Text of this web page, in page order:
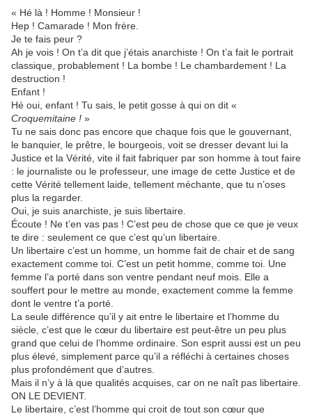
« Hé là ! Homme ! Monsieur !
Hep ! Camarade ! Mon frère.
Je te fais peur ?
Ah je vois ! On t’a dit que j’étais anarchiste ! On t’a fait le portrait
classique, probablement ! La bombe ! Le chambardement ! La
destruction !
Enfant !
Hé oui, enfant ! Tu sais, le petit gosse à qui on dit «
Croquemitaine ! »
Tu ne sais donc pas encore que chaque fois que le gouvernant,
le banquier, le prêtre, le bourgeois, voit se dresser devant lui la
Justice et la Vérité, vite il fait fabriquer par son homme à tout faire
: le journaliste ou le professeur, une image de cette Justice et de
cette Vérité tellement laide, tellement méchante, que tu n’oses
plus la regarder.
Oui, je suis anarchiste, je suis libertaire.
Écoute ! Ne t’en vas pas ! C’est peu de chose que ce que je veux
te dire : seulement ce que c’est qu’un libertaire.
Un libertaire c’est un homme, un homme fait de chair et de sang
exactement comme toi. C’est un petit homme, comme toi. Une
femme l’a porté dans son ventre pendant neuf mois. Elle a
souffert pour le mettre au monde, exactement comme la femme
dont le ventre t’a porté.
La seule différence qu’il y ait entre le libertaire et l’homme du
siècle, c’est que le cœur du libertaire est peut-être un peu plus
grand que celui de l’homme ordinaire. Son esprit aussi est un peu
plus élevé, simplement parce qu’il a réfléchi à certaines choses
plus profondément que d’autres.
Mais il n’y à là que qualités acquises, car on ne naît pas libertaire.
ON LE DEVIENT.
Le libertaire, c’est l’homme qui croit de tout son cœur que